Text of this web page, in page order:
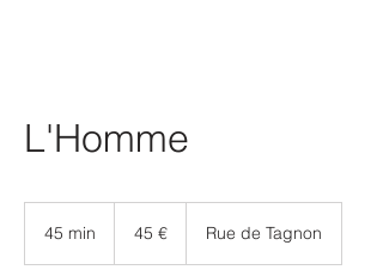
L'Homme
45 min 45 € Rue de Tagnon